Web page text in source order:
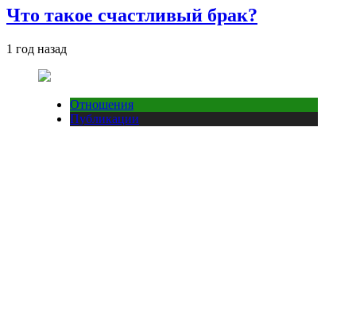
Что такое счастливый брак?
1 год назад
Отношения
Публикации